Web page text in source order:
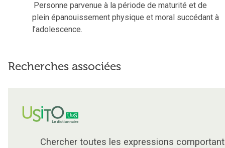
Personne parvenue à la période de maturité et de
plein épanouissement physique et moral succédant à
l’adolescence.
Recherches associées
Chercher toutes les expressions comportant